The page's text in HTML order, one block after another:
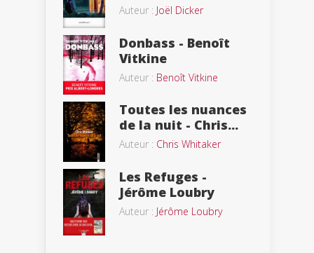
Auteur : Joël Dicker
Donbass - Benoît
Vitkine
Auteur : Benoît Vitkine
Toutes les nuances
de la nuit - Chris...
Auteur : Chris Whitaker
Les Refuges -
Jérôme Loubry
Auteur : Jérôme Loubry